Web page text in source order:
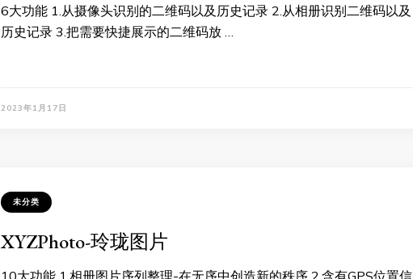
6大功能 1.从摄像头识别的二维码以及历史记录 2.从相册识别二维码以及
历史记录 3.把需要快捷展示的二维码放 …
2023年1月17日
未分类
XYZPhoto-玲珑图片
10大功能 1.相册图片序列整理-在无序中创造新的秩序 2.含有GPS位置信